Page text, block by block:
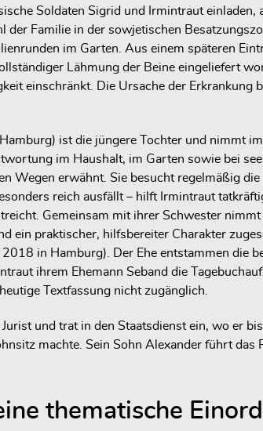
Soldaten Sigrid und Irmintraut einladen,
Familie in der sowjetischen
im Garten. Aus einem späteren
Lähmung der Beine eingeliefert
einschränkt. Die Ursache der Erkrankung
ist die jüngere Tochter und nimmt
im Haushalt, im Garten sowie bei
Wegen erwähnt. Sie besucht regelmäßig
reich ausfällt – hilft Irmintraut
Gemeinsam mit ihrer Schwester
ein praktischer, hilfsbereiter Charakter
2018 in Hamburg). Der Ehe entstammen die
ihrem Ehemann Seband die
Textfassung nicht zugänglich.
und trat in den Staatsdienst ein, wo er
machte. Sein Sohn Alexander führt das
thematische